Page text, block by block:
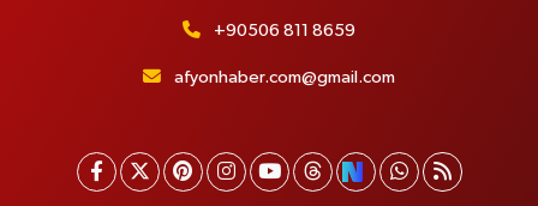
+90506 811 8659
afyonhaber.com@gmail.com